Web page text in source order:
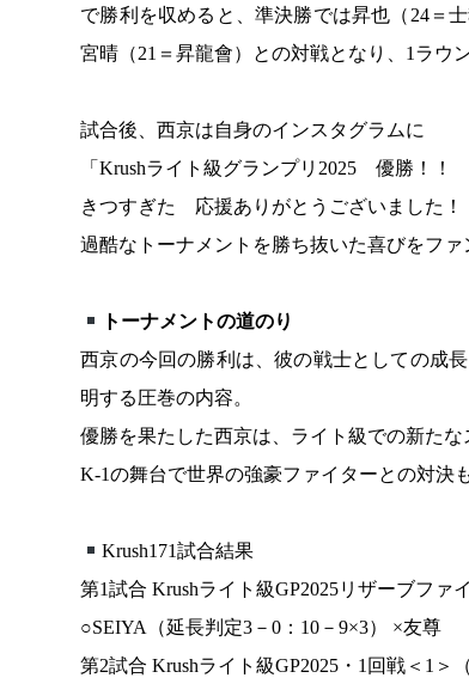
で勝利を収めると、準決勝では昇也（24＝
宮晴（21＝昇龍會）との対戦となり、1ラウ
試合後、西京は自身のインスタグラムに
「Krushライト級グランプリ2025 優勝！！
きつすぎた 応援ありがとうございました！
過酷なトーナメントを勝ち抜いた喜びをファ
トーナメントの道のり
西京の今回の勝利は、彼の戦士としての成
明する圧巻の内容。
優勝を果たした西京は、ライト級での新たな
K-1の舞台で世界の強豪ファイターとの対決
Krush171試合結果
第1試合 Krushライト級GP2025リザーブファ
○SEIYA（延長判定3－0：10－9×3） ×友尊
第2試合 Krushライト級GP2025・1回戦＜1＞